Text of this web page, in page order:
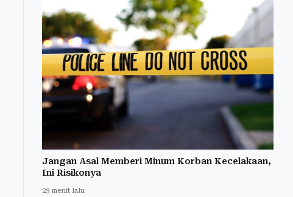
Jangan Asal Memberi Minum Korban Kecelakaan,
Ini Risikonya
23 menit lalu